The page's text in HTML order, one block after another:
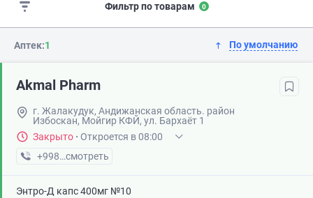
Фильтр по товарам 0
Аптек:1 По умолчанию
Akmal Pharm
г. Жалакудук, Андижанская область. район
Избоскан, Мойгир КФЙ, ул. Бархаёт 1
Закрыто · Откроется в 08:00
+998 (90) XXX-XX-XX
смотреть
Энтро-Д капс 400мг №10